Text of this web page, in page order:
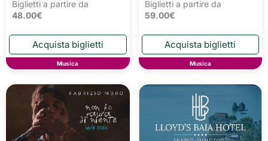
Biglietti a partire da
48.00€
Musica
Biglietti a partire da
59.00€
Musica